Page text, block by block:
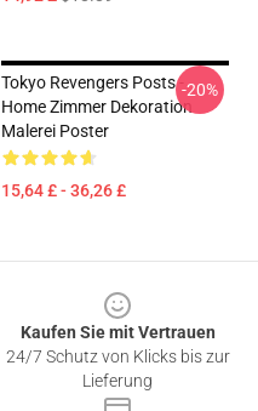
Tokyo Revengers Posts -
Home Zimmer Dekoration
Malerei Poster
15,64 £ - 36,26 £
-20%
Kaufen Sie mit Vertrauen
24/7 Schutz von Klicks bis zur
Lieferung